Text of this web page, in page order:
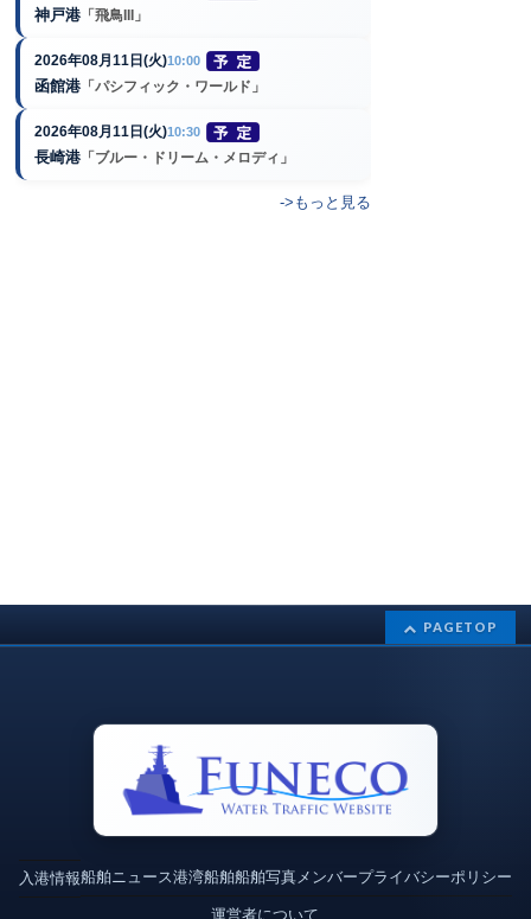
神戸港 「飛鳥III」
2026年08月11日(火)10:00
函館港 「パシフィック・ワールド」
2026年08月11日(火)10:30
長崎港 「ブルー・ドリーム・メロディ」
->もっと見る
PAGETOP
入港情報船舶ニュース港湾船舶船舶写真メンバープライバシーポリシー
運営者について